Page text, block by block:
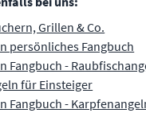
Grillen & Co.
persönliches Fangbuch
Fangbuch -
für Einsteiger
Fangbuch -